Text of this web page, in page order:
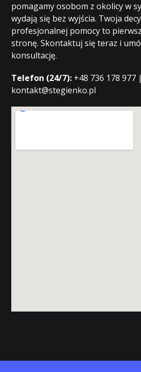
pomagamy osobom z okolicy w
wydają się bez wyjścia. Twoja
profesjonalnej pomocy to
stronę. Skontaktuj się teraz i
konsultację.
Telefon (24/7): +48 736 178 977 |
kontakt@stegienko.pl